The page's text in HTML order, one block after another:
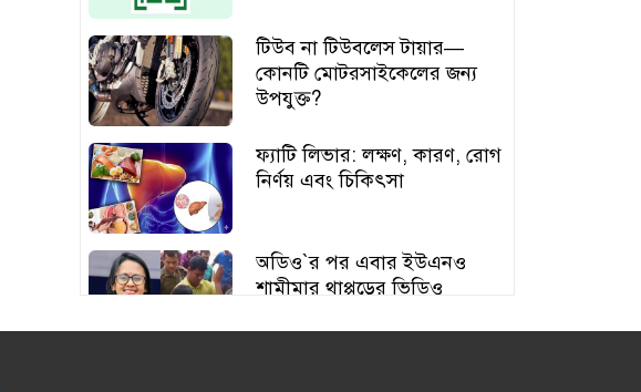
টিউব না টিউবলেস টায়ার—
কোনটি মোটরসাইকেলের জন্য
উপযুক্ত?
ফ্যাটি লিভার: লক্ষণ, কারণ, রোগ
নির্ণয় এবং চিকিৎসা
অডিও‍‍`র পর এবার ইউএনও
শামীমার থাপ্পড়ের ভিডিও